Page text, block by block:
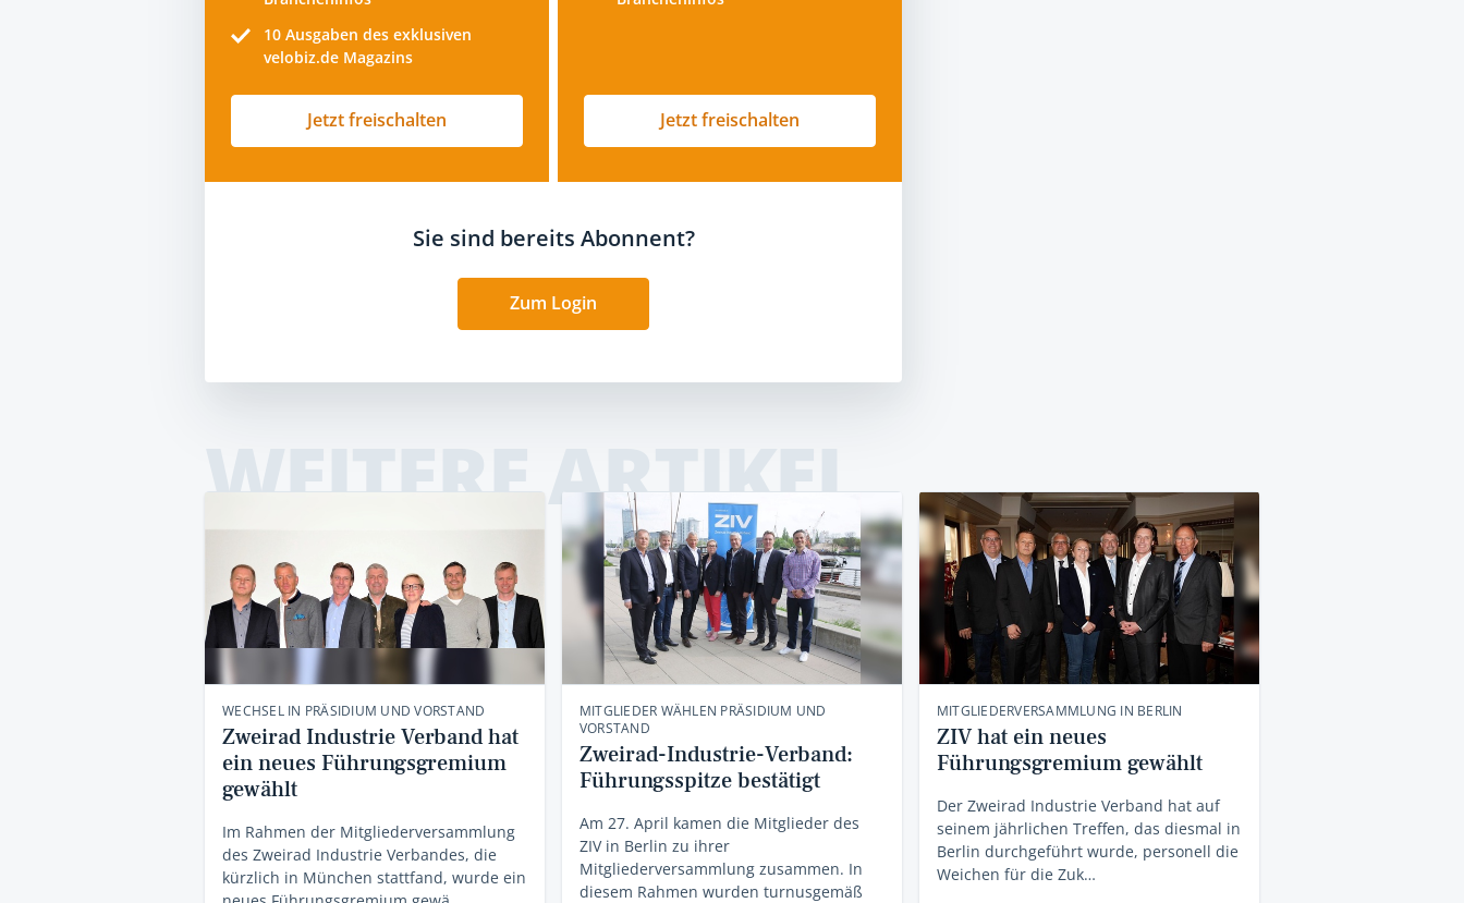
10 Ausgaben des exklusiven
velobiz.de Magazins
Jetzt freischalten Jetzt freischalten
Sie sind bereits Abonnent?
Zum Login
WEITERE ARTIKEL
WECHSEL IN PRÄSIDIUM UND VORSTAND
Zweirad Industrie Verband hat
ein neues Führungsgremium
gewählt
Im Rahmen der Mitgliederversammlung
des Zweirad Industrie Verbandes, die
kürzlich in München stattfand, wurde ein
MITGLIEDER WÄHLEN PRÄSIDIUM UND
VORSTAND
Zweirad-Industrie-Verband:
Führungsspitze bestätigt
Am 27. April kamen die Mitglieder des
ZIV in Berlin zu ihrer
Mitgliederversammlung zusammen. In
diesem Rahmen wurden turnusgemäß
MITGLIEDERVERSAMMLUNG IN BERLIN
ZIV hat ein neues
Führungsgremium gewählt
Der Zweirad Industrie Verband hat auf
seinem jährlichen Treffen, das diesmal in
Berlin durchgeführt wurde, personell die
Weichen für die Zuk…